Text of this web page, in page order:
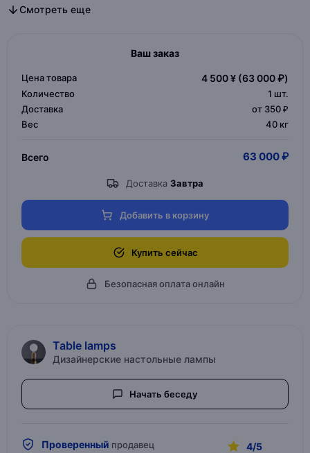
Все дизайнерские люстры в категории
Все люстры в категории
Смотреть еще
Ваш заказ
Цена товара 4 500 ¥ (63 000 ₽)
Количество 1 шт.
Доставка
от 350 ₽
Вес
40 кг
Всего 63 000 ₽
Доставка Завтра
Добавить в корзину
Купить сейчас
Безопасная оплата онлайн
Table lamps
Дизайнерские настольные лампы
Начать беседу
Проверенный продавец 4/5